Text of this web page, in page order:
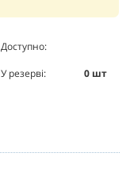
Доступно:
У резерві:
0шт